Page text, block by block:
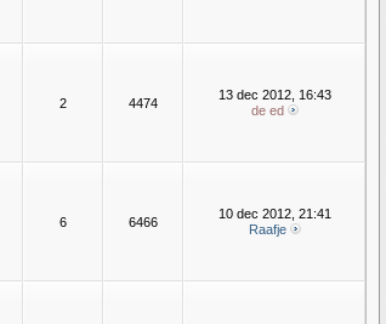
2 4474
13 dec 2012, 16:43
de ed
6 6466
10 dec 2012, 21:41
Raafje